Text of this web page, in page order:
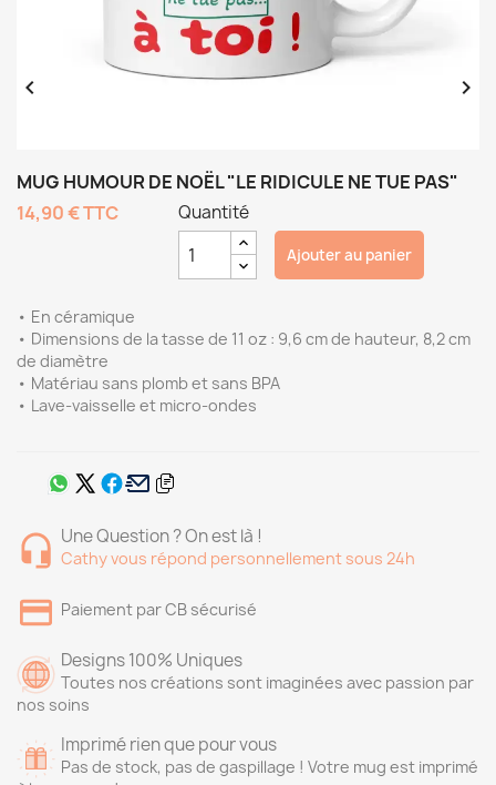
 
MUG HUMOUR DE NOËL "LE RIDICULE NE TUE PAS"
14,90 €TTC
• En céramique
• Dimensions de la tasse de 11 oz : 9,6 cm de hauteur, 8,2 cm
de diamètre
• Matériau sans plomb et sans BPA
• Lave-vaisselle et micro-ondes
Quantité
Ajouter au panier
Une Question ? On est là !
Cathy vous répond personnellement sous 24h
Paiement par CB sécurisé
Designs 100% Uniques
Toutes nos créations sont imaginées avec passion par
nos soins
Imprimé rien que pour vous
Pas de stock, pas de gaspillage ! Votre mug est imprimé